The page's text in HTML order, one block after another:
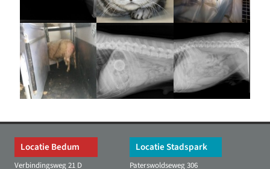
Locatie Bedum
Verbindingsweg 21 D
Locatie Stadspark
Paterswoldseweg 306